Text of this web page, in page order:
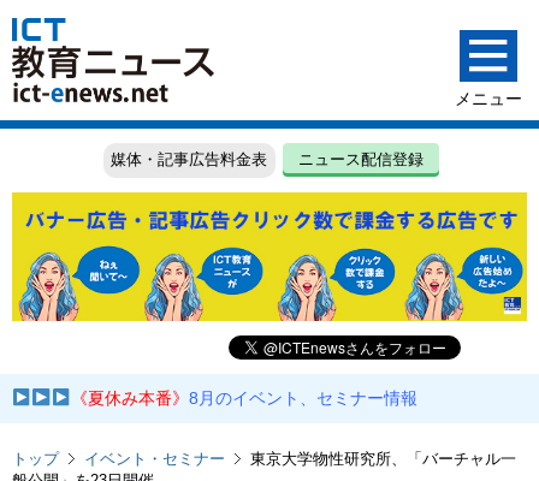
媒体・記事広告料金表 ニュース配信登録
《夏休み本番》8月のイベント、セミナー情報
トップ イベント・セミナー
東京大学物性研究所、「バーチャル一